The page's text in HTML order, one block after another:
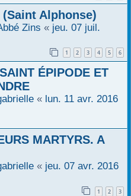
Alphonse)
Zins « jeu. 07 juil.
1 2 3 4 5 6
ÉPIPODE ET
« lun. 11 avr. 2016
MARTYRS. A
« jeu. 07 avr. 2016
1 2 3